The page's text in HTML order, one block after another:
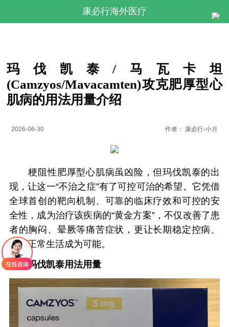
康必行海外医疗
玛伐凯泰/马瓦卡坦
(Camzyos/Mavacamten)攻克肥厚型心
肌病的用法用量介绍
2026-06-30 作者： 康必行-小月
梗阻性肥厚型心肌病虽凶险，但玛伐凯泰的出
现，让这一“不治之症”有了可控可治的希望。它凭借
全球首创的靶向机制、可靠的临床疗效和可控的安
全性，成为治疗该疾病的“黄金方案”，不仅改善了患
者的胸闷、晕厥等痛苦症状，更让长期稳定控病、
回归正常生活成为可能。
玛伐凯泰用法用量